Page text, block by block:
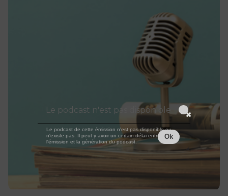
Le podcast n'est pas disponible
Le podcast de cette émission n'est pas disponible ou
n'existe pas. Il peut y avoir un certain délai entre la fin de
l'émission et la génération du podcast.
Ok